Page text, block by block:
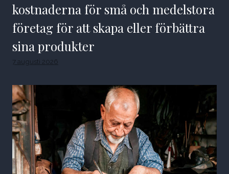
kostnaderna för små och medelstora
företag för att skapa eller förbättra
sina produkter
7 augusti 2026